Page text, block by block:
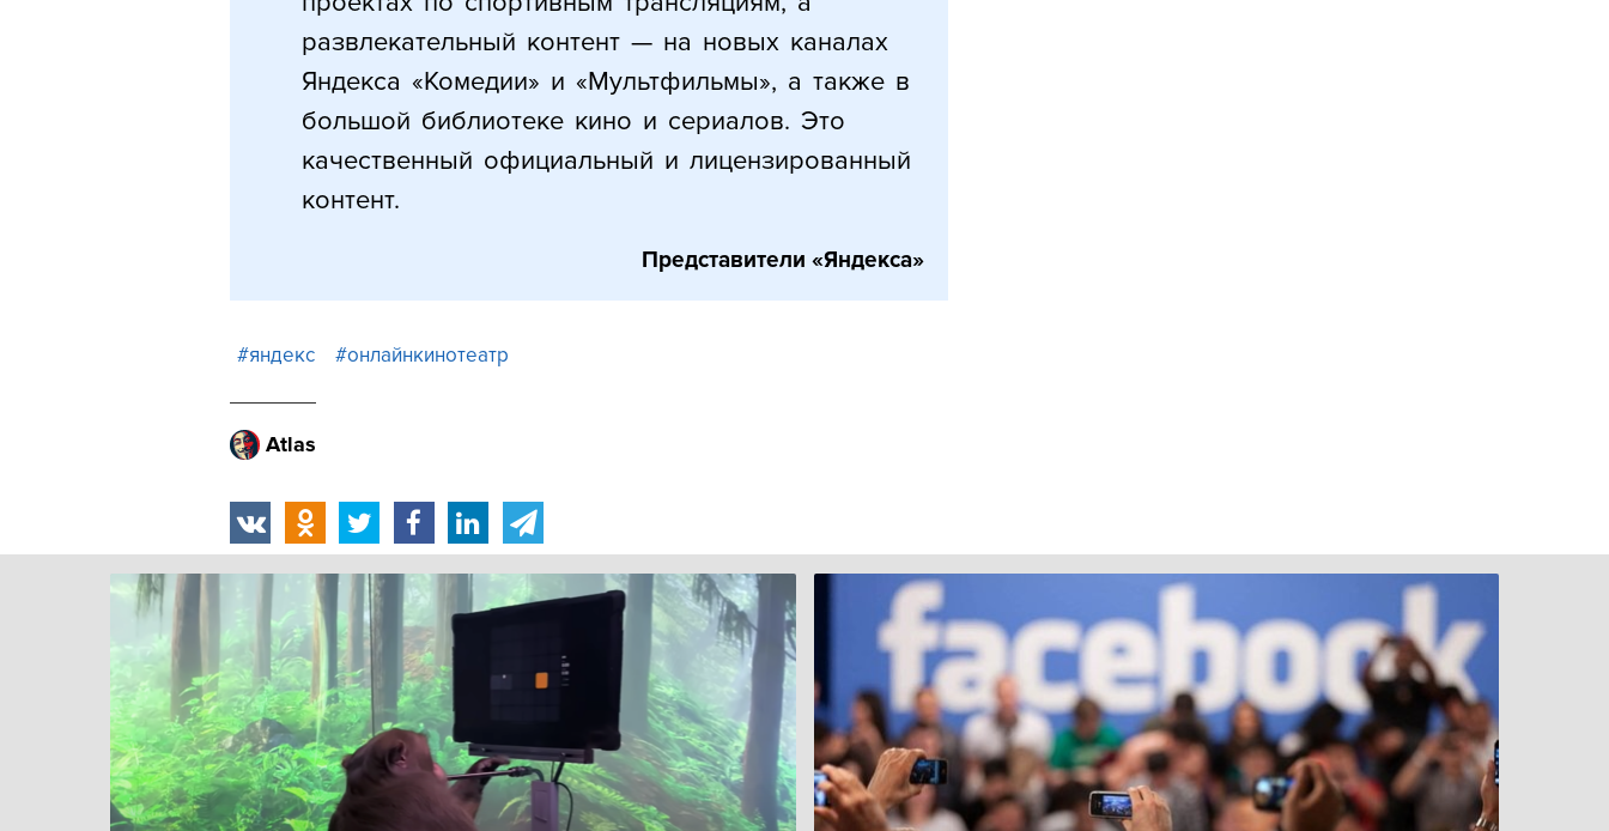
развлекательный контент — на новых каналах
Яндекса «Комедии» и «Мультфильмы», а также в
большой библиотеке кино и сериалов. Это
качественный официальный и лицензированный
контент.
Представители «Яндекса»
#яндекс #онлайнкинотеатр
Atlas